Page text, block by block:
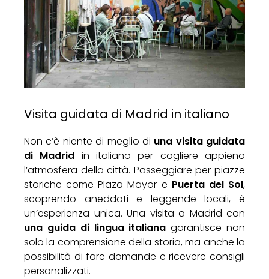
Visita guidata di Madrid in italiano
Non c’è niente di meglio di una visita guidata
di Madrid in italiano per cogliere appieno
l’atmosfera della città. Passeggiare per piazze
storiche come Plaza Mayor e Puerta del Sol,
scoprendo aneddoti e leggende locali, è
un’esperienza unica. Una visita a Madrid con
una guida di lingua italiana garantisce non
solo la comprensione della storia, ma anche la
possibilità di fare domande e ricevere consigli
personalizzati.